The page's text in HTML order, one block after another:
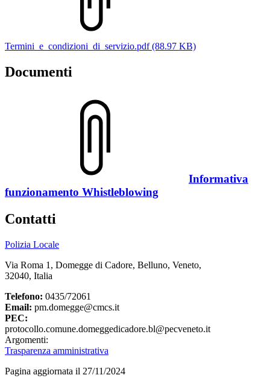
Termini_e_condizioni_di_servizio.pdf (88.97 KB)
Documenti
Informativa
funzionamento Whistleblowing
Contatti
Polizia Locale
Via Roma 1, Domegge di Cadore, Belluno, Veneto,
32040, Italia
Telefono: 0435/72061
Email: pm.domegge@cmcs.it
PEC:
protocollo.comune.domeggedicadore.bl@pecveneto.it
Argomenti:
Trasparenza amministrativa
Pagina aggiornata il 27/11/2024